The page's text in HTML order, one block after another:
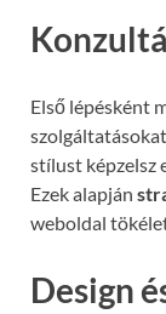
Első lépésként
stílust képzelsz
Ezek alapján
weboldal
Design